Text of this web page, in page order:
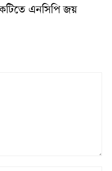
এনসিপি জয়